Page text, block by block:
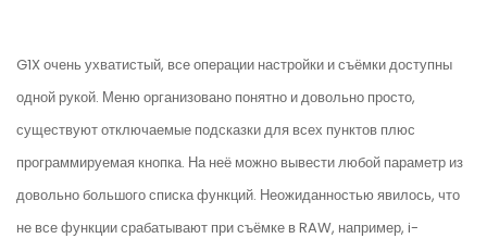
G1X очень ухватистый, все операции настройки и съёмки доступны
одной рукой. Меню организовано понятно и довольно просто,
существуют отключаемые подсказки для всех пунктов плюс
программируемая кнопка. На неё можно вывести любой параметр из
довольно большого списка функций. Неожиданностью явилось, что
не все функции срабатывают при съёмке в RAW, например, i-